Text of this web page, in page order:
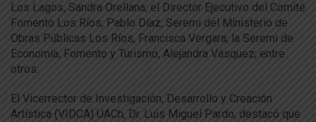
Los Lagos, Sandra Orellana; el Director Ejecutivo del Comité
Fomento Los Ríos, Pablo Díaz; Seremi del Ministerio de
Obras Públicas Los Ríos, Francisca Vergara; la Seremi de
Economía, Fomento y Turismo, Alejandra Vásquez; entre
otros.
El Vicerrector de Investigación, Desarrollo y Creación
Artística (VIDCA) UACh, Dr. Luis Miguel Pardo, destacó que